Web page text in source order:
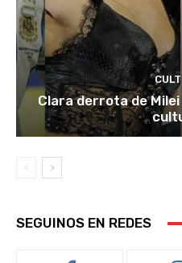
Clara derrota de
SEGUINOS EN REDES